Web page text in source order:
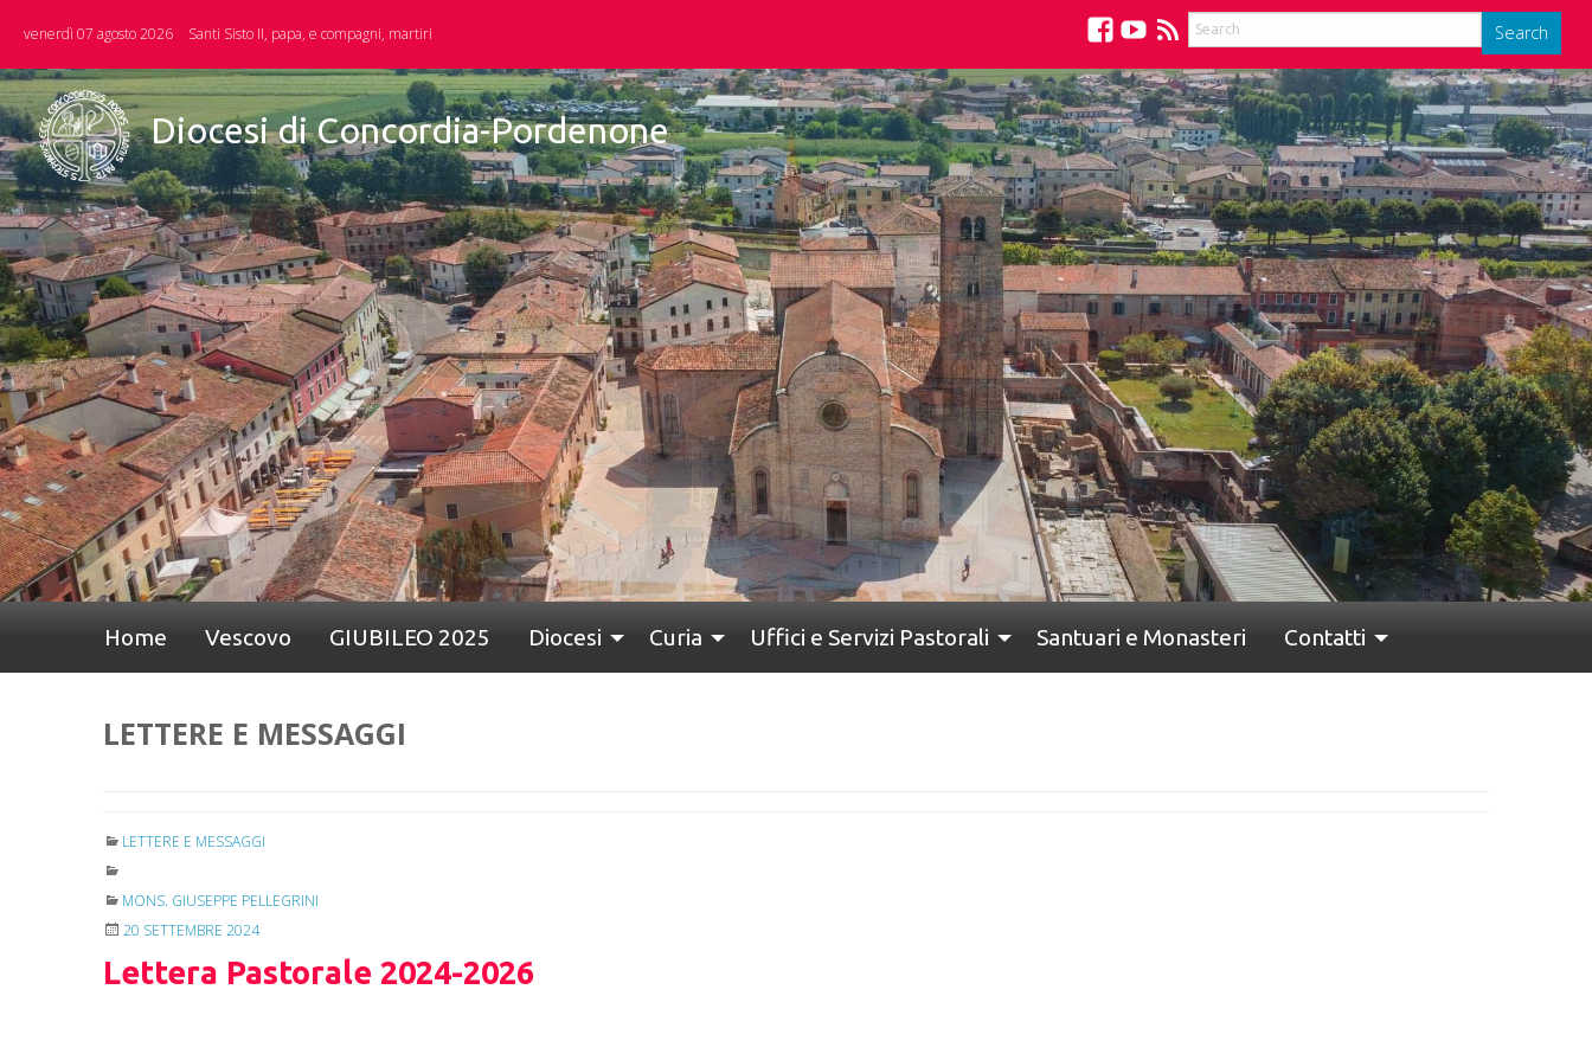
content
venerdì 07 agosto 2026 Santi Sisto II, papa, e compagni, martiri FacebookYouTubeFeed Search
Diocesi di Concordia-Pordenone
Home Vescovo GIUBILEO 2025 Diocesi Curia Uffici e Servizi Pastorali Santuari e Monasteri Contatti
LETTERE E MESSAGGI
LETTERE E MESSAGGI
MONS. GIUSEPPE PELLEGRINI
20 SETTEMBRE 2024
Lettera Pastorale 2024-2026